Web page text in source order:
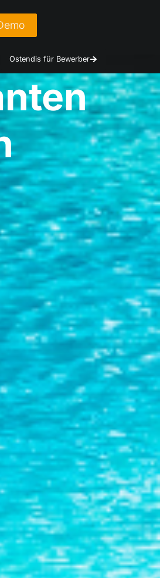
Ostendis für Bewerber